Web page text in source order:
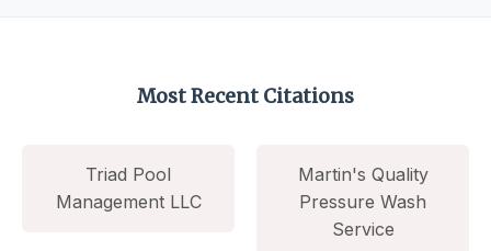
Most Recent Citations
Triad Pool
Management LLC
Martin's Quality
Pressure Wash
Service